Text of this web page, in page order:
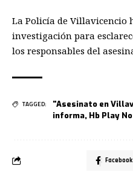
La Policía de Villavicencio
investigación para
los responsables del
TAGGED: "Asesinato en
informa, Hb Play
Facebook